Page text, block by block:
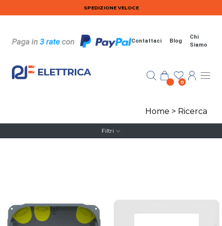
Salta al contenuto principaleSPEDIZIONE VELOCE
Contattaci Blog
Chi
Siamo
0
Home > Ricerca
Filtri